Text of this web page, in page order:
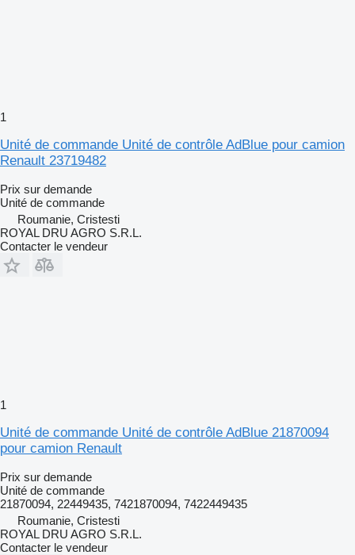
1
Unité de commande Unité de contrôle AdBlue pour camion
Renault 23719482
Prix sur demande
Unité de commande
Roumanie, Cristesti
ROYAL DRU AGRO S.R.L.
Contacter le vendeur
1
Unité de commande Unité de contrôle AdBlue 21870094
pour camion Renault
Prix sur demande
Unité de commande
21870094, 22449435, 7421870094, 7422449435
Roumanie, Cristesti
ROYAL DRU AGRO S.R.L.
Contacter le vendeur